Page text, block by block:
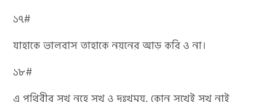
১৭#
যাহাকে ভালবাস তাহাকে নয়নের আড় করি ও না।
১৮#
এ পৃথিবীর সুখ নহে সুখ ও দুঃখময়, কোন সুখেই সুখ নাই